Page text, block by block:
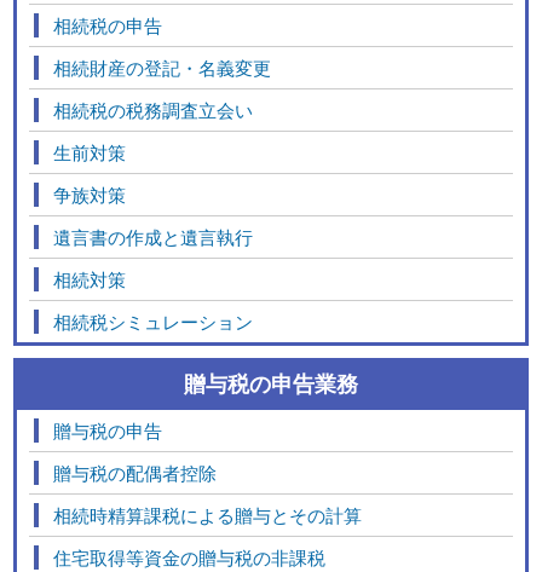
相続税の申告
相続財産の登記・名義変更
相続税の税務調査立会い
生前対策
争族対策
遺言書の作成と遺言執行
相続対策
相続税シミュレーション
贈与税の申告業務
贈与税の申告
贈与税の配偶者控除
相続時精算課税による贈与とその計算
住宅取得等資金の贈与税の非課税